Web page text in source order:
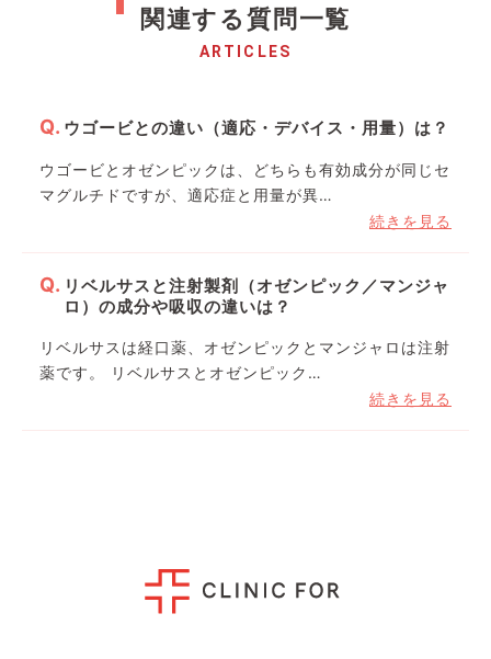
関連する質問一覧
ARTICLES
ウゴービとの違い（適応・デバイス・用量）は？
ウゴービとオゼンピックは、どちらも有効成分が同じセ
マグルチドですが、適応症と用量が異…
続きを見る
リベルサスと注射製剤（オゼンピック／マンジャ
ロ）の成分や吸収の違いは？
リベルサスは経口薬、オゼンピックとマンジャロは注射
薬です。 リベルサスとオゼンピック…
続きを見る